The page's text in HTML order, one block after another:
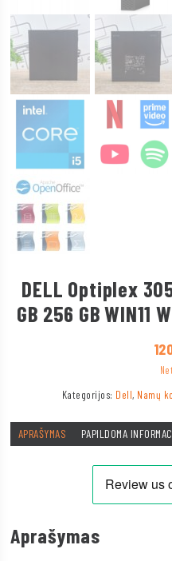
DELL Optiplex
GB 256 GB
Kategorijos: Dell, Namų
APRAŠYMAS PAPILDOMA
Aprašymas